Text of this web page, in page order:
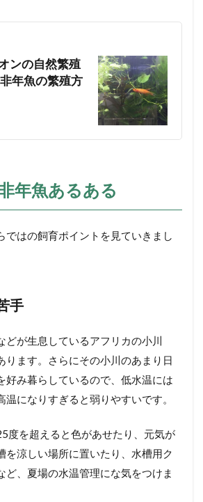
ンの自然繁殖
年魚の繁殖方
年魚あるある
ではの飼育ポイントを見ていきまし
手
どが生息しているアフリカの小川
ります。さらにその小川のあまり日
好み暮らしているので、低水温には
になりすぎると弱りやすいです。
度を超えると色があせたり、元気が
を涼しい場所に置いたり、水槽用ク
ど、夏場の水温管理にな気をつけま